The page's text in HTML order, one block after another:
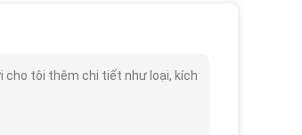
cho tôi thêm chi tiết như loại, kích